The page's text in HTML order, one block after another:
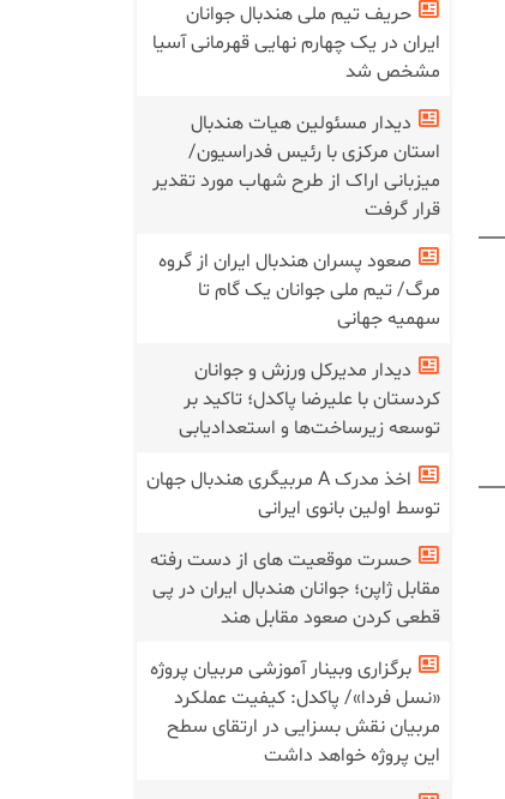
حریف تیم ملی هندبال جوانان
ایران در یک چهارم نهایی قهرمانی آسیا
مشخص شد
دیدار مسئولین هیات هندبال
استان مرکزی با رئیس فدراسیون/
میزبانی اراک از طرح شهاب مورد تقدیر
قرار گرفت
صعود پسران هندبال ایران از گروه
مرگ/ تیم ملی جوانان یک گام تا
سهمیه جهانی
دیدار مدیرکل ورزش و جوانان
کردستان با علیرضا پاکدل؛ تاکید بر
توسعه زیرساخت‌ها و استعدادیابی
اخذ مدرک A مربیگری هندبال جهان
توسط اولین بانوی ایرانی
حسرت موقعیت های از دست رفته
مقابل ژاپن؛ جوانان هندبال ایران در پی
قطعی کردن صعود مقابل هند
برگزاری وبینار آموزشی مربیان پروژه
«نسل فردا»/ پاکدل: کیفیت عملکرد
مربیان نقش بسزایی در ارتقای سطح
این پروژه خواهد داشت